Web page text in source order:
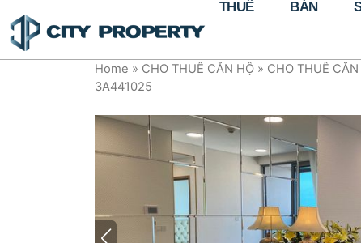
THUÊ BÁN
Home » CHO THUÊ CĂN HỘ » CHO THUÊ
3A441025